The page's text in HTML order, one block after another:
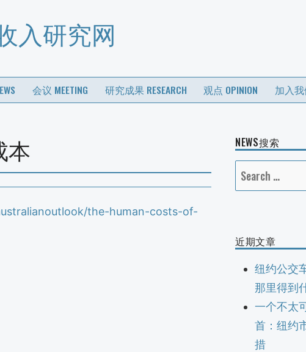
入研究网
会议 MEETING 研究成果 RESEARCH 观点 OPINION 加入
本
the-human-costs-of-
NEWS搜索
Search
for:
近期文章
纽约公交
那里得到
一个不太
首：纽约
措